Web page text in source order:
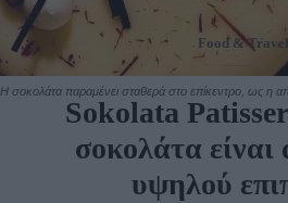
H σοκολάτα παραμένει σταθερά στο επίκεντρο, ως η
Food & Travel
Sokolata
σοκολάτα
υψηλού